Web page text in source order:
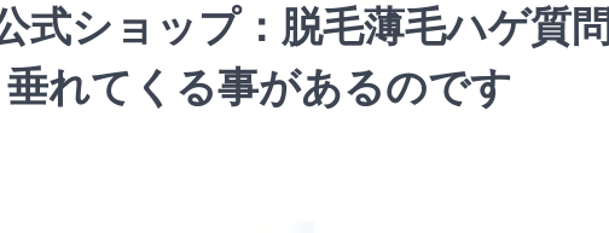
式ショップ：脱毛薄毛ハゲ質問
れてくる事があるのです